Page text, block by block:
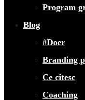
Program
Blog
#Doer
Branding
Ce citesc
Coaching